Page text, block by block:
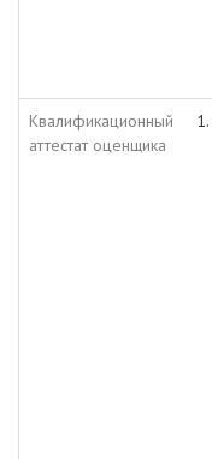
Квалификационный
аттестат оценщика